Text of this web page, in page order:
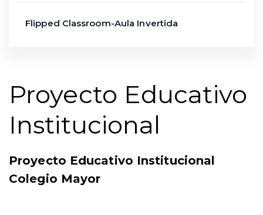
Proyecto Educativo
Institucional
Proyecto Educativo Institucional
Colegio Mayor
Flipped Classroom-Aula Invertida